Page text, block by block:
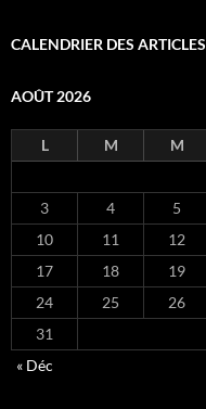
CALENDRIER DES ARTICLES
AOÛT 2026
L M M
3
4 5
10
11 12
17
18 19
24
25 26
31
« Déc